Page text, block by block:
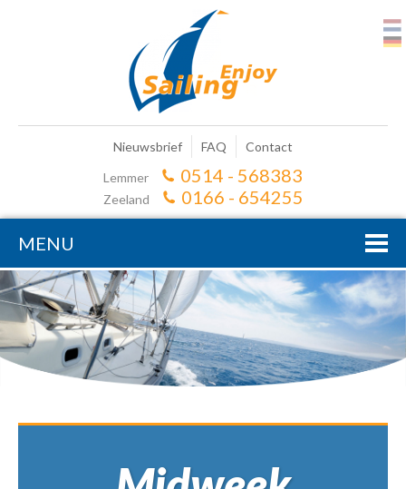
Nieuwsbrief FAQ
Contact
Lemmer
0514 - 568383
Zeeland 0166 - 654255
MENU